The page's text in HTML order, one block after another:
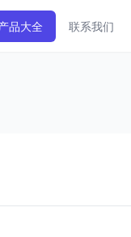
品大全 联系我们